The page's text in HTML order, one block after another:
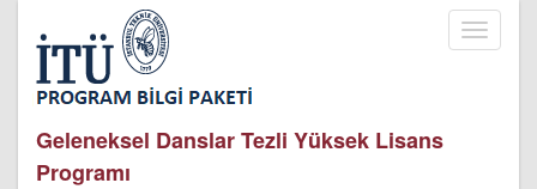
Toggle
Geleneksel Danslar Tezli Yüksek Lisans
Programı